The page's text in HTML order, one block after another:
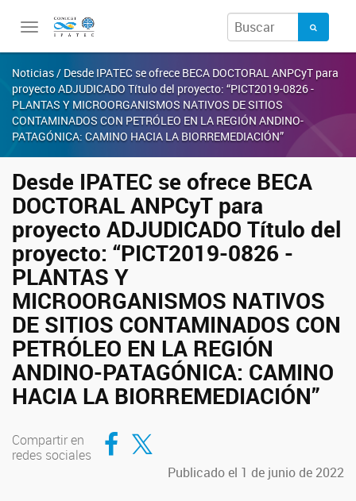
Toggle
Noticias / Desde IPATEC se ofrece BECA DOCTORAL ANPCyT para
proyecto ADJUDICADO Título del proyecto: “PICT2019-0826 -
PLANTAS Y MICROORGANISMOS NATIVOS DE SITIOS
CONTAMINADOS CON PETRÓLEO EN LA REGIÓN ANDINO-
PATAGÓNICA: CAMINO HACIA LA BIORREMEDIACIÓN”
Desde IPATEC se ofrece BECA
DOCTORAL ANPCyT para
proyecto ADJUDICADO Título del
proyecto: “PICT2019-0826 -
PLANTAS Y
MICROORGANISMOS NATIVOS
DE SITIOS CONTAMINADOS CON
PETRÓLEO EN LA REGIÓN
ANDINO-PATAGÓNICA: CAMINO
HACIA LA BIORREMEDIACIÓN”
Compartir en
redes sociales
Compartir en Facebook
Compartir en Twitter
Publicado el 1 de junio de 2022